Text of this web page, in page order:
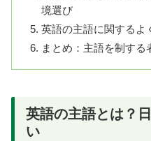
境選び
英語の主語に関するよ
まとめ：主語を制する
英語の主語とは？
い